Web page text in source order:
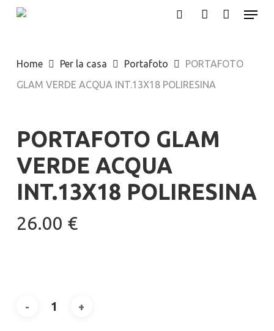
Skip
content
Menu
Home Per la casa Portafoto
PORTAFOTO
GLAM VERDE ACQUA INT.13X18 POLIRESINA
PORTAFOTO GLAM
VERDE ACQUA
INT.13X18 POLIRESINA
26.00 €